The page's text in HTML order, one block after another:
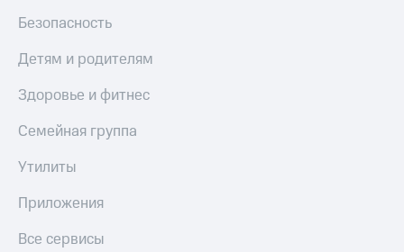
Безопасность
Детям и родителям
Здоровье и фитнес
Семейная группа
Утилиты
Приложения
Все сервисы